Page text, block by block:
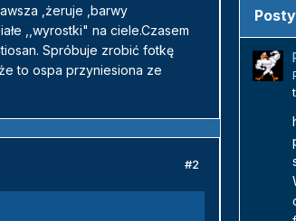
,żeruje ,barwy
,,wyrostki" na ciele.Czasem
Spróbuje zrobić fotkę
to ospa przyniesiona ze
#2
Posty